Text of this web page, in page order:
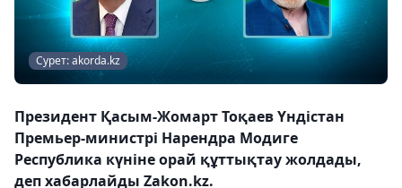
Сурет: akorda.kz
Президент Қасым-Жомарт Тоқаев Үндістан
Премьер-министрі Нарендра Модиге
Республика күніне орай құттықтау жолдады,
деп хабарлайды Zakon.kz.